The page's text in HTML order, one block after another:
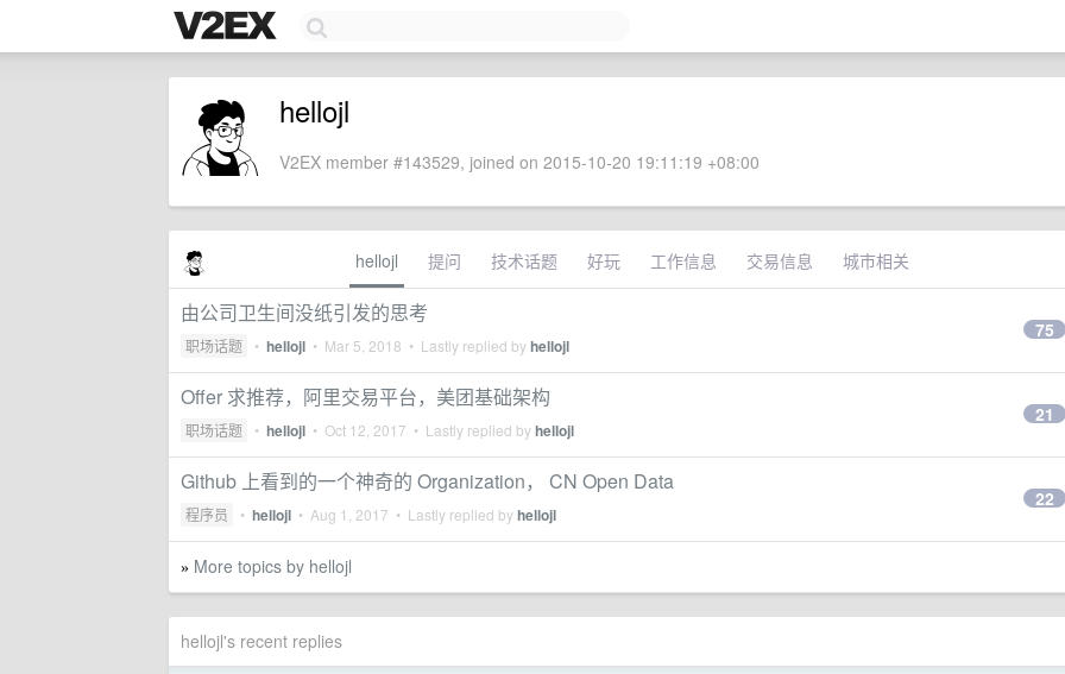
hellojl
V2EX member #143529, joined on 2015-10-20 19:11:19 +08:00
hellojl 提问 技术话题 好玩 工作信息 交易信息 城市相关
由公司卫生间没纸引发的思考
职场话题 • hellojl • Mar 5, 2018 • Lastly replied byhellojl
75
Offer 求推荐，阿里交易平台，美团基础架构
职场话题 • hellojl • Oct 12, 2017 • Lastly replied byhellojl
21
Github 上看到的一个神奇的 Organization， CN Open Data
程序员 • hellojl • Aug 1, 2017 • Lastly replied byhellojl
22
» More topics by hellojl
hellojl's recent replies